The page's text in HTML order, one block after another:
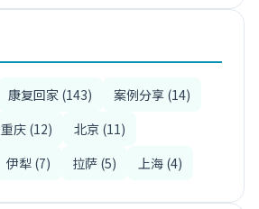
康复回家 (143)
案例分享 (14)
重庆 (12)
北京 (11)
伊犁 (7) 拉萨 (5) 上海 (4)